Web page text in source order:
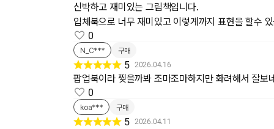
신박하고 재미있는 그림책입니다.
입체북으로 너무 재미있고 이렇게까지 표현을 할수
0
N_C*** 구매
5 2026.04.16
팝업북이라 찢을까봐 조마조마하지만 화려해서 잘
0
koa*** 구매
5 2026.04.11